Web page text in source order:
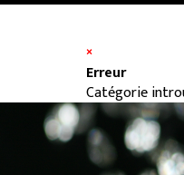
×
Erreur
Catégorie